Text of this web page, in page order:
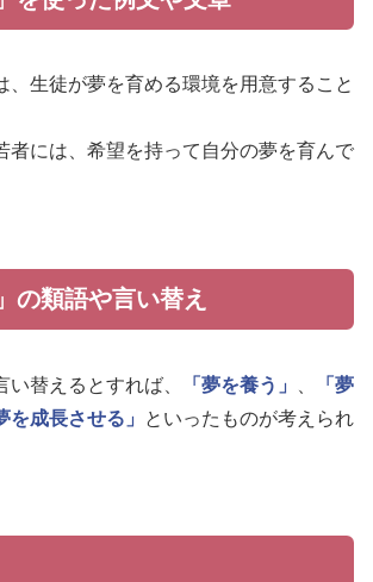
、生徒が夢を育める環境を用意すること
者には、希望を持って自分の夢を育んで
の類語や言い替え
い替えるとすれば、 「夢を養う」
「夢
を成長させる」
といったものが考えられ